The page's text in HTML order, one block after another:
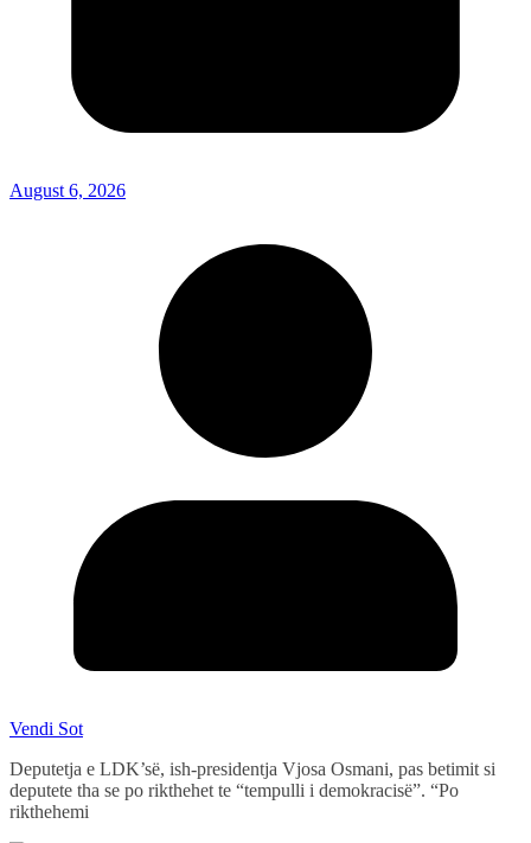
August 6, 2026
Vendi Sot
Deputetja e LDK’së, ish-presidentja Vjosa Osmani, pas betimit si
deputete tha se po rikthehet te “tempulli i demokracisë”. “Po
rikthehemi